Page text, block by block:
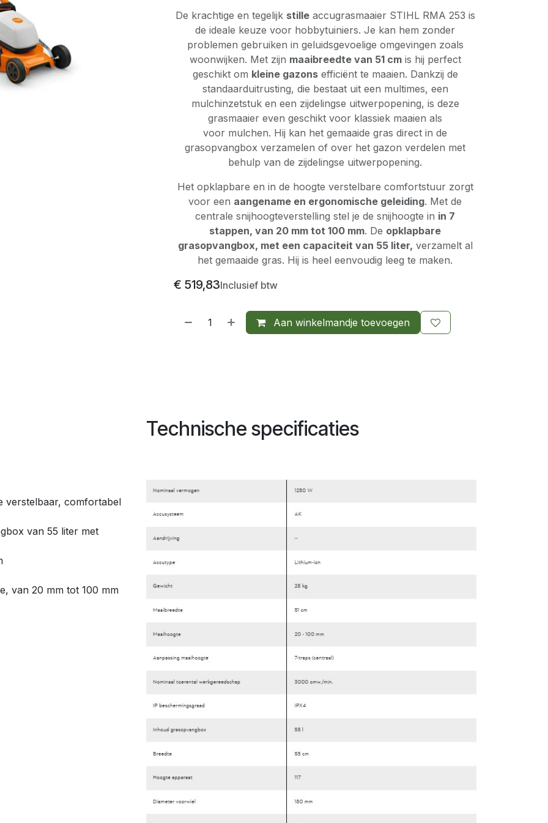
De krachtige en tegelijk stilleaccugrasmaaier STIHL RMA 253 is
de ideale keuze voor hobbytuiniers. Je kan hem zonder
problemen gebruiken in geluidsgevoelige omgevingen zoals
woonwijken. Met zijn maaibreedte van 51 cmis hij perfect
geschikt om kleine gazonsefficiënt te maaien. Dankzij de
standaarduitrusting, die bestaat uit een multimes, een
mulchinzetstuk en een zijdelingse uitwerpopening, is deze
grasmaaier even geschikt voor klassiek maaien als
voor mulchen. Hij kan het gemaaide gras direct in de
grasopvangbox verzamelen of over het gazon verdelen met
behulp van de zijdelingse uitwerpopening.
Het opklapbare en in de hoogte verstelbare comfortstuur zorgt
voor een aangename en ergonomische geleiding. Met de
centrale snijhoogteverstelling stel je de snijhoogte in in 7
stappen, van 20 mm tot 100 mm. De opklapbare
grasopvangbox, met een capaciteit van 55 liter, verzamelt al
het gemaaide gras. Hij is heel eenvoudig leeg te maken.
€ 519,83Inclusief btw
Aan winkelmandje toevoegen
verstelbaar, comfortabel
van 55 liter met
van 20 mm tot 100 mm
Technische specificaties